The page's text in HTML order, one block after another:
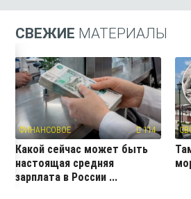
СВЕЖИЕ МАТЕРИАЛЫ
ФИНАНСОВОЕ 114
Какой сейчас может быть
настоящая средняя
зарплата в России ...